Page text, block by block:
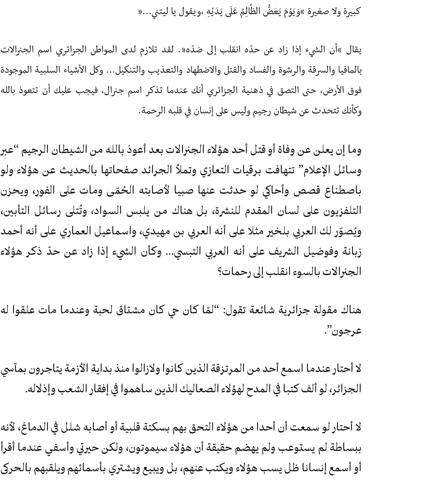
كبيرة ولا صغيرة “وَيَوْمَ يَعَضُّ الظَّالِمُ عَلَى يَدَيْهِ ،ويقول يا ليتني…”
يقال “أن الشيء إذا زاد عن حدّه انقلب إلى ضدّه”. لقد تلازم لدى المواطن الجزائري اسم الجنرالات
بالمافيا والسرقة والرشوة والفساد والقتل والاضطهاد والتعذيب والتنكيل… وكل الأشياء السلبية الموجودة
فوق الأرض، حتى التصق في ذهنية الجزائري أنك عندما تذكر اسم جنرال، فيجب عليك أن تتعوذ بالله
وكأنك تتحدث عن شيطان رجيم وليس على إنسان في قلبه الرحمة.
وما إن يعلن عن وفاة أو قتل أحد هؤلاء الجنرالات بعد أعوذ بالله من الشيطان الرجيم “عبر
وسائل الإعلام” تتهافت برقيات التعازي وتملأ الجرائد صفحاتها بالحديث عن هؤلاء ولو
باصطناع قصص وأحاكي لو حدثت عنها صبيا لأصابته الحُمّى ومات على الفور، ويحزن
التلفزيون على لسان المقدم للنشرة، بل هناك من يلبس السواد، وتُتلى رسائل التأبين،
ويُصوّر لك العربي بلخير مثلا على أنه العربي بن مهيدي، واسماعيل العماري على أنه أحمد
زبانة وفوضيل الشريف على أنه العربي التبسي… وكأن الشيء إذا زاد عن حدّ ذكر هؤلاء
الجنرالات بالسوء انقلب إلى رحمات؟
هناك مقولة جزائرية شائعة تقول: “لمّا كان حي كان مشتاق لحبة وعندما مات علقوا له
عرجون”.
لا أحتار عندما اسمع أحد من المرتزقة الذين كانوا ولازالوا منذ بداية الأزمة يتاجرون بمآسي
الجزائر، لو ألف كتبا في المدح لهؤلاء الصعاليك الذين ساهموا في إفقار الشعب وإذلاله.
لا أحتار لو سمعت أن أحدا من هؤلاء التحق بهم بسكتة قلبية أو أصابه شلل في الدماغ، لأنه
ببساطة لم يستوعب ولم يهضم حقيقة أن هؤلاء سيموتون، ولكن حيرتي وأسفي عندما أقرأ
أو أسمع إنسانا ظل يسب هؤلاء ويكتب عنهم، بل ويبيع ويشتري بأسمائهم ويلقبهم بالحركى